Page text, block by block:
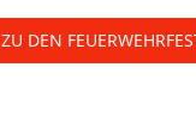
ZU DEN